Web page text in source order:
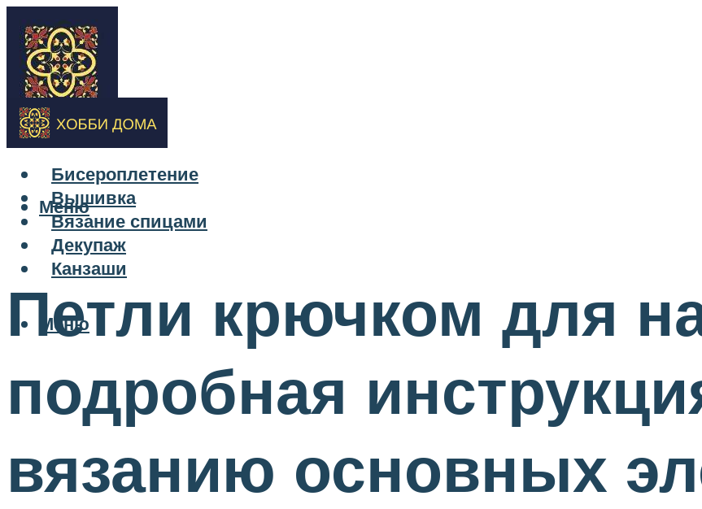
Бисероплетение
Вышивка
Вязание спицами
Декупаж
Канзаши
Меню
Меню
Петли крючком для
подробная
вязанию основных